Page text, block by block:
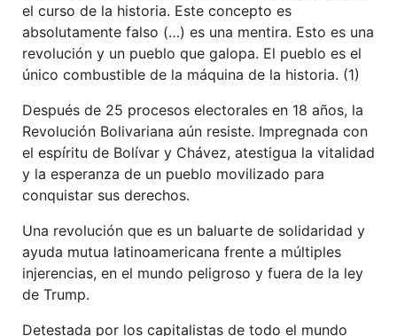
el curso de la historia. Este concepto es
absolutamente falso (…) es una mentira. Esto es una
revolución y un pueblo que galopa. El pueblo es el
único combustible de la máquina de la historia. (1)
Después de 25 procesos electorales en 18 años, la
Revolución Bolivariana aún resiste. Impregnada con
el espíritu de Bolívar y Chávez, atestigua la vitalidad
y la esperanza de un pueblo movilizado para
conquistar sus derechos.
Una revolución que es un baluarte de solidaridad y
ayuda mutua latinoamericana frente a múltiples
injerencias, en el mundo peligroso y fuera de la ley
de Trump.
Detestada por los capitalistas de todo el mundo